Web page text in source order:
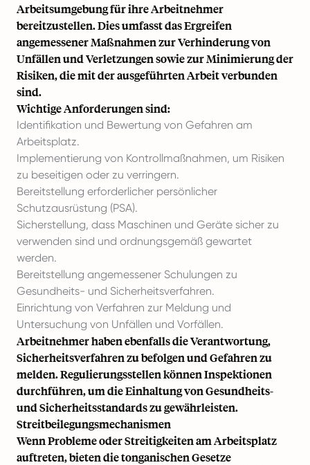
Arbeitsumgebung für ihre Arbeitnehmer
bereitzustellen. Dies umfasst das Ergreifen
angemessener Maßnahmen zur Verhinderung von
Unfällen und Verletzungen sowie zur Minimierung der
Risiken, die mit der ausgeführten Arbeit verbunden
sind.
Wichtige Anforderungen sind:
Identifikation und Bewertung von Gefahren am
Arbeitsplatz.
Implementierung von Kontrollmaßnahmen, um Risiken
zu beseitigen oder zu verringern.
Bereitstellung erforderlicher persönlicher
Schutzausrüstung (PSA).
Sicherstellung, dass Maschinen und Geräte sicher zu
verwenden sind und ordnungsgemäß gewartet
werden.
Bereitstellung angemessener Schulungen zu
Gesundheits- und Sicherheitsverfahren.
Einrichtung von Verfahren zur Meldung und
Untersuchung von Unfällen und Vorfällen.
Arbeitnehmer haben ebenfalls die Verantwortung,
Sicherheitsverfahren zu befolgen und Gefahren zu
melden. Regulierungsstellen können Inspektionen
durchführen, um die Einhaltung von Gesundheits-
und Sicherheitsstandards zu gewährleisten.
Streitbeilegungsmechanismen
Wenn Probleme oder Streitigkeiten am Arbeitsplatz
auftreten, bieten die tonganischen Gesetze